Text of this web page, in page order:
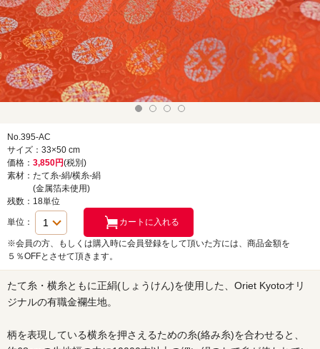
No.395-AC
サイズ：33×50 cm
価格： 3,850円(税別)
素材：たて糸-絹/横糸-絹
(金属箔未使用)
残数：18単位
単位：
※会員の方、もしくは購入時に会員登録をして頂いた方には、商品金額を
５％OFFとさせて頂きます。
たて糸・横糸ともに正絹(しょうけん)を使用した、Oriet Kyotoオリ
ジナルの有職金襴生地。
柄を表現している横糸を押さえるための糸(絡み糸)を合わせると、